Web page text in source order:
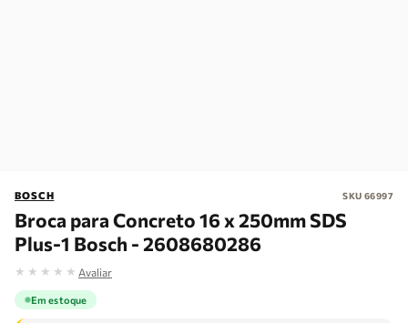
BOSCH SKU 66997
Broca para Concreto 16 x 250mm SDS
Plus-1 Bosch - 2608680286
★ ★ ★ ★ ★ Avaliar
Em estoque